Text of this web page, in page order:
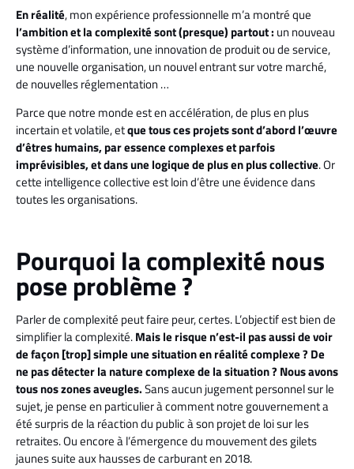
En réalité, mon expérience professionnelle m’a montré que
l’ambition et la complexité sont (presque) partout : un nouveau
système d’information, une innovation de produit ou de service,
une nouvelle organisation, un nouvel entrant sur votre marché,
de nouvelles réglementation …
Parce que notre monde est en accélération, de plus en plus
incertain et volatile, etque tous ces projets sont d’abord l’œuvre
d’êtres humains, par essence complexes et parfois
imprévisibles, et dans une logique de plus en plus collective. Or
cette intelligence collective est loin d’être une évidence dans
toutes les organisations.
Pourquoi la complexité nous
pose problème ?
Parler de complexité peut faire peur, certes. L’objectif est bien de
simplifier la complexité.Mais le risque n’est-il pas aussi de voir
de façon [trop] simple une situation en réalité complexe ? De
ne pas détecter la nature complexe de la situation ? Nous avons
tous nos zones aveugles.Sans aucun jugement personnel sur le
sujet, je pense en particulier à comment notre gouvernement a
été surpris de la réaction du public à son projet de loi sur les
retraites. Ou encore à l’émergence du mouvement des gilets
jaunes suite aux hausses de carburant en 2018.